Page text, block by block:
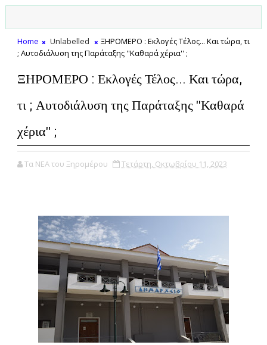
Home Unlabelled
ΞΗΡΟΜΕΡΟ : Εκλογές Τέλος... Και τώρα, τι
; Αυτοδιάλυση της Παράταξης ''Καθαρά χέρια'' ;
ΞΗΡΟΜΕΡΟ : Εκλογές Τέλος... Και τώρα,
τι ; Αυτοδιάλυση της Παράταξης ''Καθαρά
χέρια'' ;
Τα ΝΕΑ του Ξηρομέρου Τετάρτη, Οκτωβρίου 11, 2023